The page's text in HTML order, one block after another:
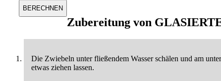
Zubereitung von
Die Zwiebeln unter fließendem Wasser schälen und am
etwas ziehen lassen.